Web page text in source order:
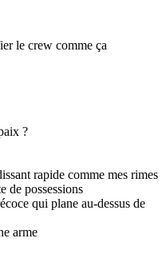
le crew comme ça
?
rapide comme mes rimes
de possessions
qui plane au-dessus de
arme